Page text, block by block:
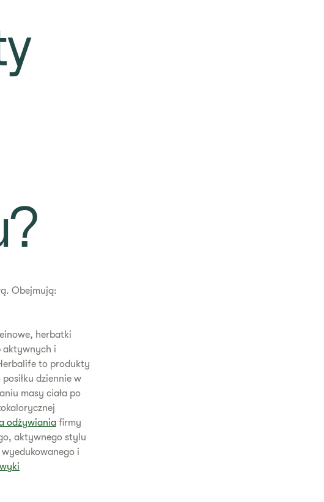
Obejmują:
herbatki
aktywnych i
to produkty
dziennie w
masy ciała po
odżywiania firmy
aktywnego stylu
i